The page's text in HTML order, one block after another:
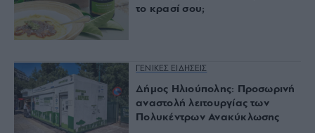
το κρασί σου;
ΓΕΝΙΚΕΣ ΕΙΔΗΣΕΙΣ
Δήμος Ηλιούπολης: Προσωρινή
αναστολή λειτουργίας των
Πολυκέντρων Ανακύκλωσης